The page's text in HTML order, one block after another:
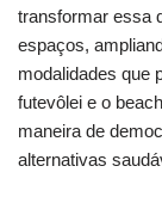
transformar essa
espaços,
modalidades que
futevôlei e o
maneira de
alternativas